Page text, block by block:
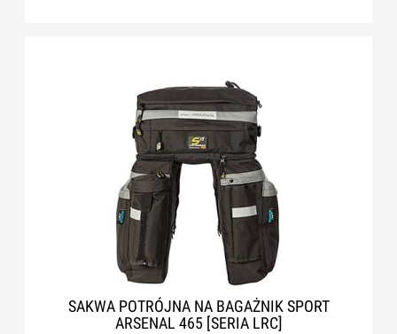
SAKWA POTRÓJNA NA BAGAŻNIK SPORT
ARSENAL 465 [SERIA LRC]